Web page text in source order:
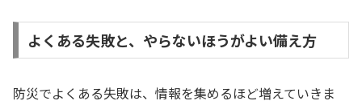
よくある失敗と、やらないほうがよい備え方
防災でよくある失敗は、情報を集めるほど増えていきま